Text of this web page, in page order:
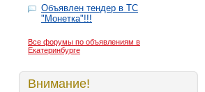
Объявлен тендер в ТС
"Монетка"!!!
Все форумы по объявлениям в
Екатеринбурге
Внимание!